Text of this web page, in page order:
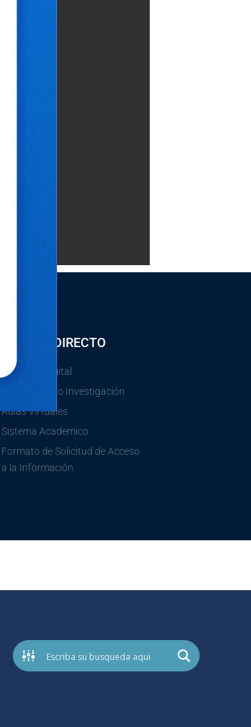
ACCESO DIRECTO
Gobierno Digital
Vicerectorado Investigación
Aulas Virtuales
Sistema Academico
Formato de Solicitud de Acceso
a la Información